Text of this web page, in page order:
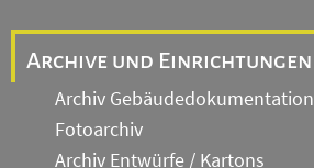
Archive und Einrichtungen
Archiv Gebäudedokumentation
Fotoarchiv
Archiv Entwürfe / Kartons